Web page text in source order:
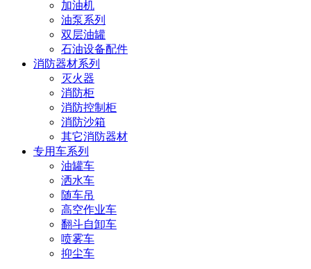
加油机
油泵系列
双层油罐
石油设备配件
消防器材系列
灭火器
消防柜
消防控制柜
消防沙箱
其它消防器材
专用车系列
油罐车
洒水车
随车吊
高空作业车
翻斗自卸车
喷雾车
抑尘车